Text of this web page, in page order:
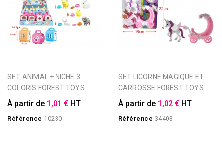
SET ANIMAL + NICHE 3
COLORIS FOREST TOYS
À partir de 1,01 € HT
Référence 10230
SET LICORNE MAGIQUE ET
CARROSSE FOREST TOYS
À partir de 1,02 € HT
Référence 34403